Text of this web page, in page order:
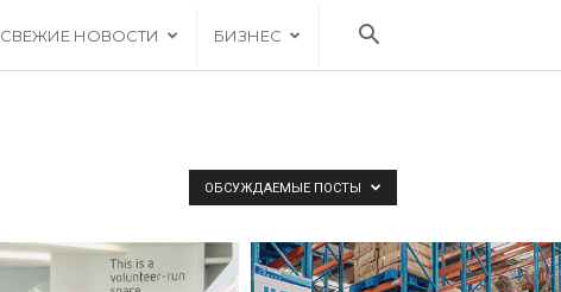
СВЕЖИЕ НОВОСТИ БИЗНЕС
ОБСУЖДАЕМЫЕ ПОСТЫ